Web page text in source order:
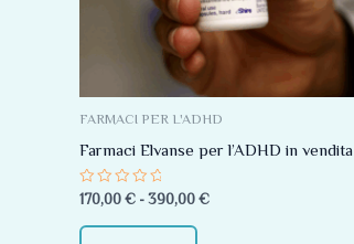
FARMACI PER L'ADHD
Farmaci Elvanse per l’ADHD in vendita
Valutato
0
su
5
170,00 € - 390,00 €
Le
opzioni
essere
scelte
pagina
del